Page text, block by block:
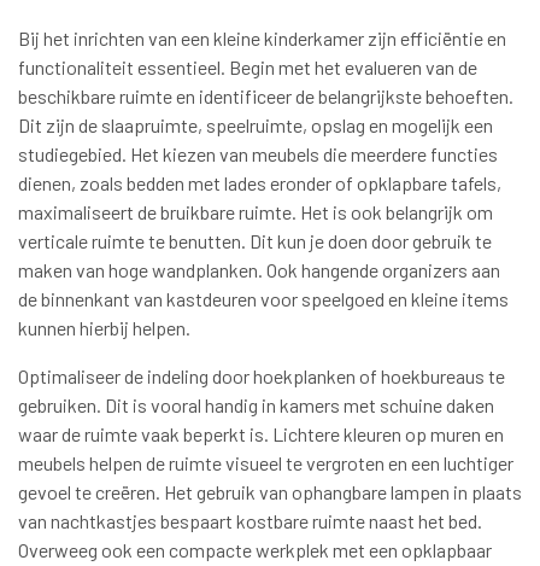
Bij het inrichten van een kleine kinderkamer zijn efficiëntie en
functionaliteit essentieel. Begin met het evalueren van de
beschikbare ruimte en identificeer de belangrijkste behoeften.
Dit zijn de slaapruimte, speelruimte, opslag en mogelijk een
studiegebied. Het kiezen van meubels die meerdere functies
dienen, zoals bedden met lades eronder of opklapbare tafels,
maximaliseert de bruikbare ruimte. Het is ook belangrijk om
verticale ruimte te benutten. Dit kun je doen door gebruik te
maken van hoge wandplanken. Ook hangende organizers aan
de binnenkant van kastdeuren voor speelgoed en kleine items
kunnen hierbij helpen.
Optimaliseer de indeling door hoekplanken of hoekbureaus te
gebruiken. Dit is vooral handig in kamers met schuine daken
waar de ruimte vaak beperkt is. Lichtere kleuren op muren en
meubels helpen de ruimte visueel te vergroten en een luchtiger
gevoel te creëren. Het gebruik van ophangbare lampen in plaats
van nachtkastjes bespaart kostbare ruimte naast het bed.
Overweeg ook een compacte werkplek met een opklapbaar